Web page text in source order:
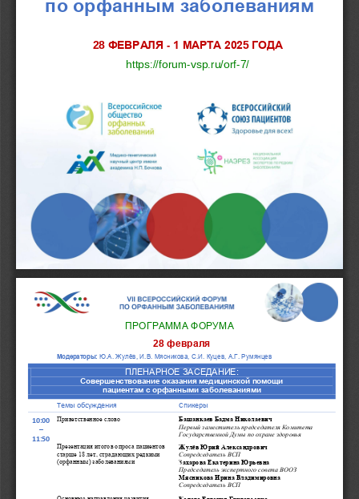
по орфанным заболеваниям
28 ФЕВРАЛЯ - 1 МАРТА 2025 ГОДА
https://forum-vsp.ru/orf-7/
ПРОГРАММА ФОРУМА
28 февраля
Модераторы: Ю.А. Жулёв, И.В. Мясникова, С.И. Куцев, А.Г. Румянцев
ПЛЕНАРНОЕ ЗАСЕДАНИЕ:
Совершенствование оказания медицинской помощи
пациентам с орфанными заболеваниями
Темы обсуждения
Спикеры
10:00
–
11:50
Приветственное слово
Презентация итогов опроса пациентов
старше 18 лет, страдающих редкими
(орфанным) заболеваниями
Башанкаев Бадма Николаевич
Первый заместитель председателя Комитета
Государственной Думы по охране здоровья
Жулёв Юрий Александрович
Сопредседатель ВСП
Захарова Екатерина Юрьевна
Председатель экспертного совета ВООЗ
Мясникова Ирина Владимировна
Сопредседатель ВСП